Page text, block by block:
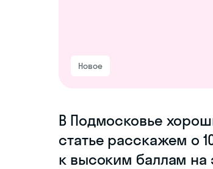
Новое
В Подмосковье
статье расскажем о
к высоким баллам на